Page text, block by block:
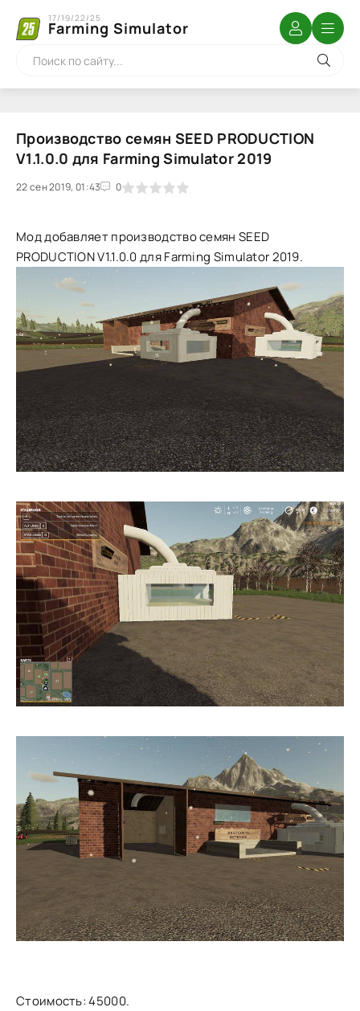
Farming Simulator
17/19/22/25
Производство семян SEED PRODUCTION
V1.1.0.0 для Farming Simulator 2019
22 сен 2019, 01:43 0
1 2 3 4 5
Мод добавляет производство семян SEED
PRODUCTION V1.1.0.0 для Farming Simulator 2019.
Стоимость: 45000.